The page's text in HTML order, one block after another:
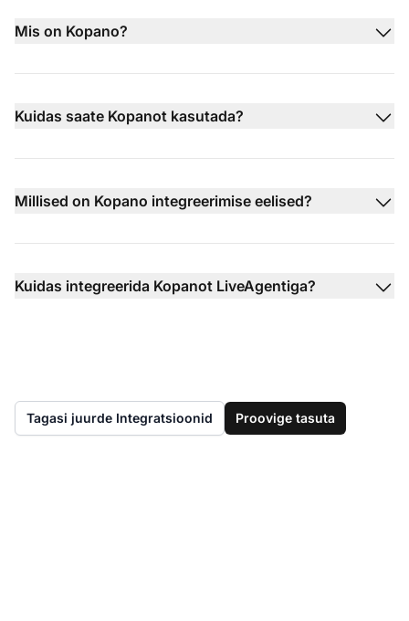
Mis on Kopano?
Kuidas saate Kopanot kasutada?
Millised on Kopano integreerimise eelised?
Kuidas integreerida Kopanot LiveAgentiga?
Tagasi juurde Integratsioonid Proovige tasuta